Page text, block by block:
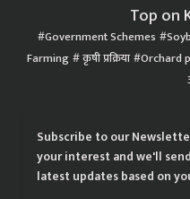
Top on
Government Schemes
Farming कृषी प्रक्रिया Orchard
Subscribe to our
your interest and we'll
latest updates based on